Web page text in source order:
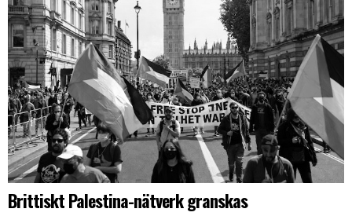
Brittiskt Palestina-nätverk granskas